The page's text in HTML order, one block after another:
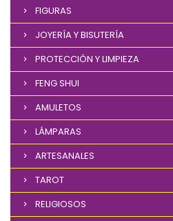
FIGURAS
JOYERÍA Y BISUTERÍA
PROTECCIÓN Y LIMPIEZA
FENG SHUI
AMULETOS
LÁMPARAS
ARTESANALES
TAROT
RELIGIOSOS